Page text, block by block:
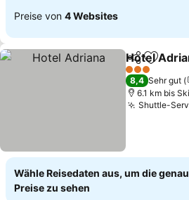
Preise von 4 Websites
TeilenZu
Hotel
3 Sterne
8,4 Sehr gut
6.1 km bis
Shuttle-
Wähle Reisedaten aus, um die
Preise zu sehen